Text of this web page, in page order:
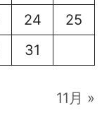
24
25
31
11月 »